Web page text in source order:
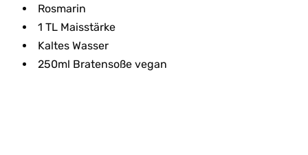
Rosmarin
1 TL Maisstärke
Kaltes Wasser
250ml Bratensoße vegan